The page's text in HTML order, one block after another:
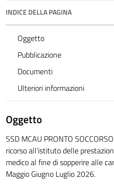
INDICE DELLA PAGINA
Oggetto
Pubblicazione
Documenti
Ulteriori informazioni
Oggetto
SSD MCAU PRONTO
ricorso all’istituto delle
medico al fine di sopperire alle
Maggio Giugno Luglio 2026.